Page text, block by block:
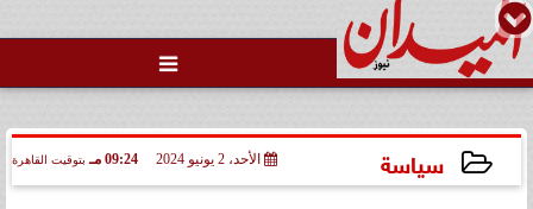

سياسة الأحد، 2 يونيو 2024 09:24 مـ بتوقيت القاهرة